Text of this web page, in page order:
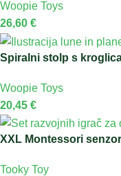
Woopie Toys
26,60 €
Spiralni stolp s
Woopie Toys
20,45 €
XXL Montessori
Tooky Toy